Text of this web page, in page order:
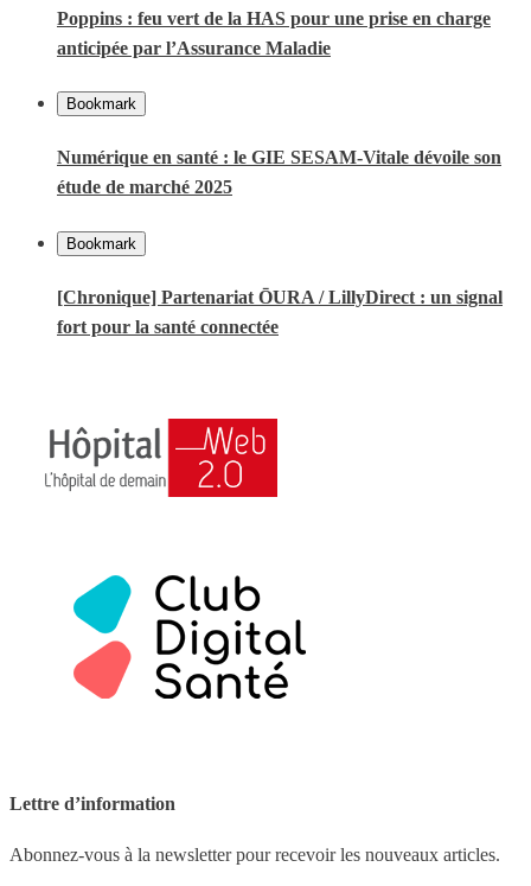
Poppins : feu vert de la HAS pour une prise en charge
anticipée par l’Assurance Maladie
Bookmark
Numérique en santé : le GIE SESAM-Vitale dévoile son
étude de marché 2025
Bookmark
[Chronique] Partenariat ŌURA / LillyDirect : un signal
fort pour la santé connectée
Lettre d’information
Abonnez-vous à la newsletter pour recevoir les nouveaux articles.